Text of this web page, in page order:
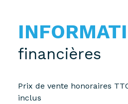
financières
Prix de vente honoraires
inclus